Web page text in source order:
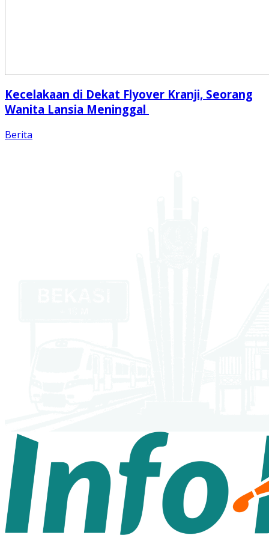
Kecelakaan di Dekat Flyover Kranji, Seorang
Wanita Lansia Meninggal
Berita